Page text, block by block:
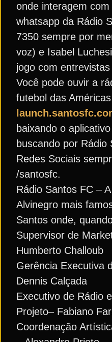
onde interagem
whatsapp da Rádio
7350 sempre por
voz) e Isabel
jogo com
Você pode ouvir a
futebol das
baixando o
buscando por Rádio
Redes Sociais
/santosfc.
Rádio Santos FC –
Alvinegro mais
Santos onde,
Supervisor de
Humberto Challoub
Gerência Executiva
Dennis Calçada
Executivo de Rádio
Projeto– Fabiano
Coordenação